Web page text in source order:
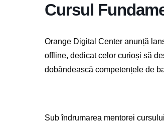
Cursul
Orange Digital Center anunță
offline, dedicat celor curioși să
dobândească competențele de
Sub îndrumarea mentorei